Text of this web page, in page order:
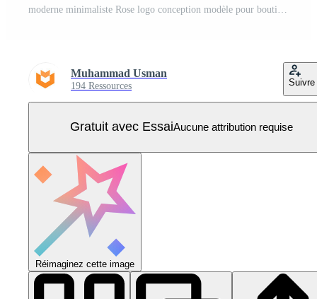
Muhammad Usman
194 Ressources Suivre
Gratuit avec EssaiAucune attribution requise
Réimaginez cette image